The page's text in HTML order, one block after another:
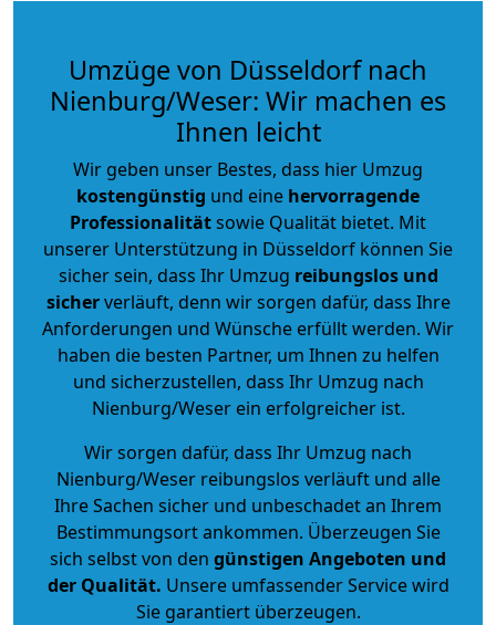
Umzüge von Düsseldorf nach
Nienburg/Weser: Wir machen es
Ihnen leicht
Wir geben unser Bestes, dass hier Umzug
kostengünstig und eine hervorragende
Professionalitätsowie Qualität bietet. Mit
unserer Unterstützung in Düsseldorf können Sie
sicher sein, dass Ihr Umzug reibungslos und
sicherverläuft, denn wir sorgen dafür, dass Ihre
Anforderungen und Wünsche erfüllt werden. Wir
haben die besten Partner, um Ihnen zu helfen
und sicherzustellen, dass Ihr Umzug nach
Nienburg/Weser ein erfolgreicher ist.
Wir sorgen dafür, dass Ihr Umzug nach
Nienburg/Weser reibungslos verläuft und alle
Ihre Sachen sicher und unbeschadet an Ihrem
Bestimmungsort ankommen. Überzeugen Sie
sich selbst von den günstigen Angeboten und
der Qualität. Unsere umfassender Service wird
Sie garantiert überzeugen.